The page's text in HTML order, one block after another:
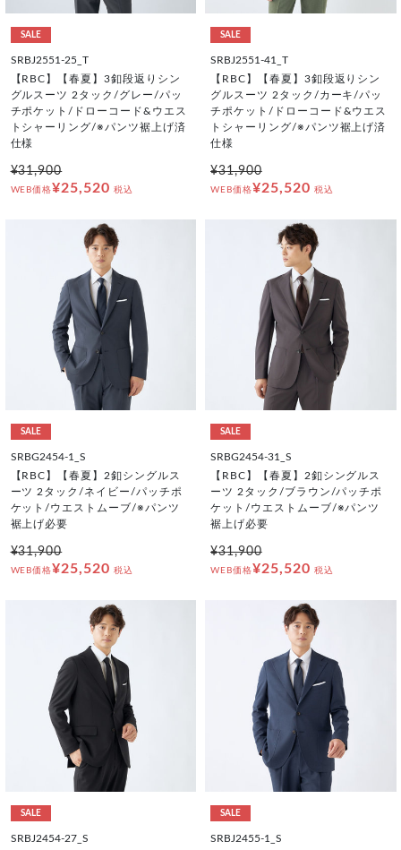
SALE
SRBJ2551-25_T
【RBC】【春夏】3釦段返りシン
グルスーツ 2タック/グレー/パッ
チポケット/ドローコード&ウエス
トシャーリング/※パンツ裾上げ済
仕様
¥31,900
WEB価格¥25,520 税込
SALE
SRBJ2551-41_T
【RBC】【春夏】3釦段返りシン
グルスーツ 2タック/カーキ/パッ
チポケット/ドローコード&ウエス
トシャーリング/※パンツ裾上げ済
仕様
¥31,900
WEB価格¥25,520 税込
SALE
SRBG2454-1_S
【RBC】【春夏】2釦シングルス
ーツ 2タック/ネイビー/パッチポ
ケット/ウエストムーブ/※パンツ
裾上げ必要
¥31,900
WEB価格¥25,520 税込
SALE
SRBG2454-31_S
【RBC】【春夏】2釦シングルス
ーツ 2タック/ブラウン/パッチポ
ケット/ウエストムーブ/※パンツ
裾上げ必要
¥31,900
WEB価格¥25,520 税込
SALE
SRBJ2454-27_S
SALE
SRBJ2455-1_S